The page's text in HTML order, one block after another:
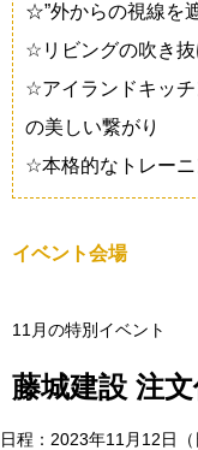
☆”外からの視線を
☆リビングの吹き
☆アイランドキッ
の美しい繋がり
☆本格的なトレーニ
イベント会場
11月の特別イベント
藤城建設 注
日程：2023年11月12日（